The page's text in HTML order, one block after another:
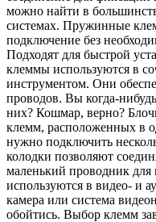
можно найти в
системах. Пружинные
подключение без
Подходят для быстрой
клеммы используются в
инструментом. Они
проводов. Вы когда-
них? Кошмар, верно?
клемм, расположенных в
нужно подключить
колодки позволяют
маленький проводник
используются в видео- и
камера или система
обойтись. Выбор клемм